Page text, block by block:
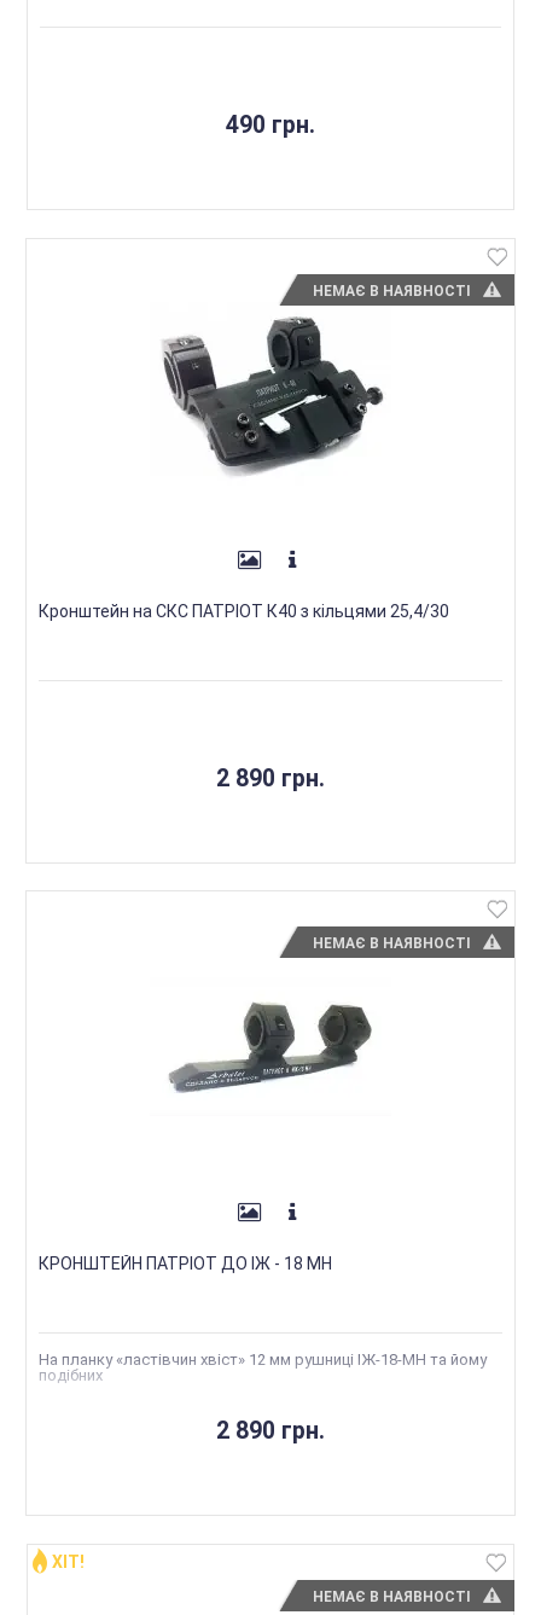
490 грн.
НЕМАЄ В НАЯВНОСТІ
Кронштейн на СКС ПАТРІОТ К40 з кільцями 25,4/30
2 890 грн.
НЕМАЄ В НАЯВНОСТІ
КРОНШТЕЙН ПАТРІОТ ДО ІЖ - 18 МН
На планку «ластівчин хвіст» 12 мм рушниці ІЖ-18-МН та йому
подібних
2 890 грн.
НЕМАЄ В НАЯВНОСТІ
ХІТ!